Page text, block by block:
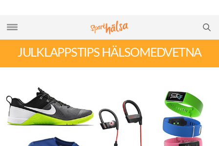
JULKLAPPSTIPS HÄLSOMEDVETNA